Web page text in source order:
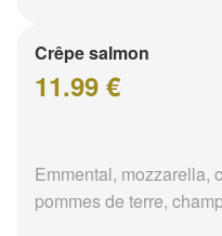
Crêpe salmon
11.99 €
Emmental, mozzarella,
pommes de terre,